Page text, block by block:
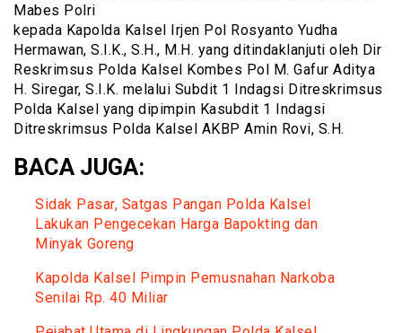
Mabes Polri
kepada Kapolda Kalsel Irjen Pol Rosyanto Yudha
Hermawan, S.I.K., S.H., M.H. yang ditindaklanjuti oleh Dir
Reskrimsus Polda Kalsel Kombes Pol M. Gafur Aditya
H. Siregar, S.I.K. melalui Subdit 1 Indagsi Ditreskrimsus
Polda Kalsel yang dipimpin Kasubdit 1 Indagsi
Ditreskrimsus Polda Kalsel AKBP Amin Rovi, S.H.
BACA JUGA:
Sidak Pasar, Satgas Pangan Polda Kalsel
Lakukan Pengecekan Harga Bapokting dan
Minyak Goreng
Kapolda Kalsel Pimpin Pemusnahan Narkoba
Senilai Rp. 40 Miliar